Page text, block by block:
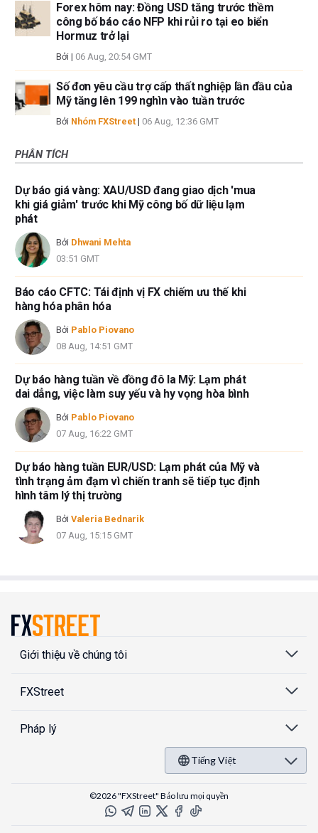
Forex hôm nay: Đồng USD tăng trước thềm
công bố báo cáo NFP khi rủi ro tại eo biển
Hormuz trở lại
Bởi | 06 Aug, 20:54 GMT
Số đơn yêu cầu trợ cấp thất nghiệp lần đầu của
Mỹ tăng lên 199 nghìn vào tuần trước
Bởi Nhóm FXStreet | 06 Aug, 12:36 GMT
PHÂN TÍCH
Dự báo giá vàng: XAU/USD đang giao dịch 'mua
khi giá giảm' trước khi Mỹ công bố dữ liệu lạm
phát
Bởi Dhwani Mehta
03:51 GMT
Báo cáo CFTC: Tái định vị FX chiếm ưu thế khi
hàng hóa phân hóa
Bởi Pablo Piovano
08 Aug, 14:51 GMT
Dự báo hàng tuần về đồng đô la Mỹ: Lạm phát
dai dẳng, việc làm suy yếu và hy vọng hòa bình
Bởi Pablo Piovano
07 Aug, 16:22 GMT
Dự báo hàng tuần EUR/USD: Lạm phát của Mỹ và
tình trạng ảm đạm vì chiến tranh sẽ tiếp tục định
hình tâm lý thị trường
Bởi Valeria Bednarik
07 Aug, 15:15 GMT
Giới thiệu về chúng tôi
FXStreet
Pháp lý
Tiếng Việt
©2026 "FXStreet" Bảo lưu mọi quyền